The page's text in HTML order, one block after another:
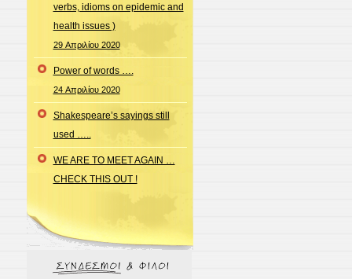
verbs, idioms on epidemic and
health issues )
29 Απριλίου 2020
Power of words ….
24 Απριλίου 2020
Shakespeare’s sayings still
used …..
WE ARE TO MEET AGAIN …
CHECK THIS OUT !